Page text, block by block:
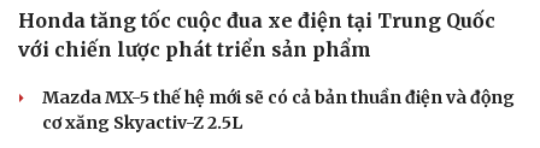
Honda tăng tốc cuộc đua xe điện tại Trung Quốc
với chiến lược phát triển sản phẩm
Mazda MX-5 thế hệ mới sẽ có cả bản thuần điện và động
cơ xăng Skyactiv-Z 2.5L